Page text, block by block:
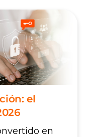
el
en